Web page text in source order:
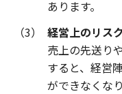
あります。
（3）
経営上のリス
売上の先送り
すると、経営
ができなくな